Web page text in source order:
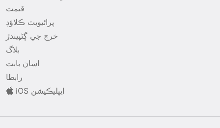
قيمت
پرائيويٽ ڪلاؤڊ
خرچ جي ڳڻپيندڙ
بلاگ
اسان بابت
رابطا
iOS ايپليڪيشن